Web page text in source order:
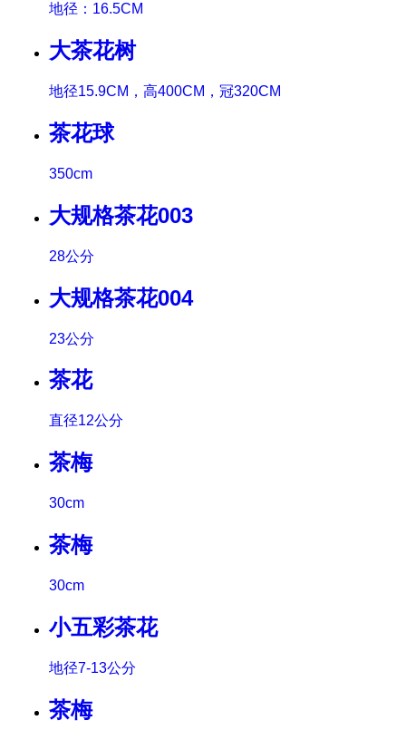
地径：16.5CM
大茶花树
地径15.9CM，高400CM，冠320CM
茶花球
350cm
大规格茶花003
28公分
大规格茶花004
23公分
茶花
直径12公分
茶梅
30cm
茶梅
30cm
小五彩茶花
地径7-13公分
茶梅